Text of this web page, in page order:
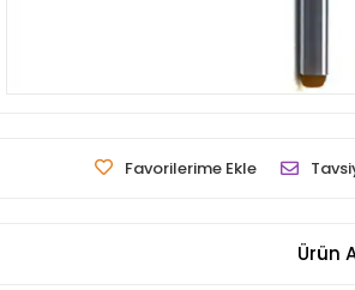
Favorilerime Ekle
Ürün